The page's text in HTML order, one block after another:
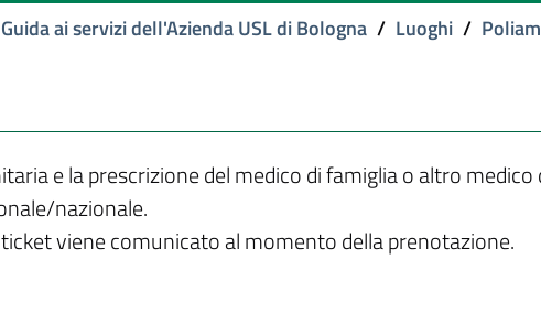
Guida ai servizi dell'Azienda USL di Bologna / Luoghi /
e la prescrizione del medico di famiglia o altro medico
nazionale.
viene comunicato al momento della prenotazione.